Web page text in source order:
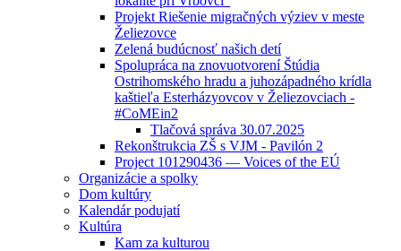
Projekt Riešenie migračných výziev v meste
Želiezovce
Zelená budúcnosť našich detí
Spolupráca na znovuotvorení Štúdia
Ostrihomského hradu a juhozápadného krídla
kaštieľa Esterházyovcov v Želiezovciach -
#CoMEin2
Tlačová správa 30.07.2025
Rekonštrukcia ZŠ s VJM - Pavilón 2
Project 101290436 — Voices of the EÚ
Organizácie a spolky
Dom kultúry
Kalendár podujatí
Kultúra
Kam za kulturou